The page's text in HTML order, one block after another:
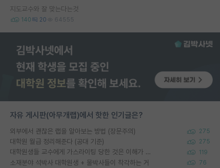
지도교수와 잘 맞는다는것
140 20 64555
자유 게시판(아무개랩)에서 핫한 인기글은?
외부에서 괜찮은 랩을 알아보는 방법 (장문주의) 275
대학원 월급 정리해준다 (공대 기준) 275
대학원생들 교수에게 가스라이팅 당한 것은 이해가 갑니다. 안타깝네요. 119
소재분야 석박사 대학원생 + 물박사들이 착각하는 거 76